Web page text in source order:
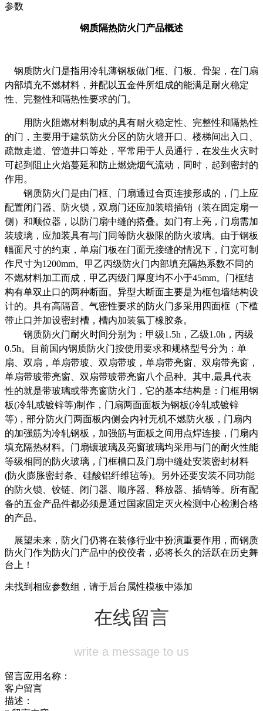
参数
钢质隔热防火门产品概述
钢质防火门是指用冷轧薄钢板做门框、门板、骨架，在门扇
内部填充不燃材料，并配以五金件所组成的能满足耐火稳定
性、完整性和隔热性要求的门。
用防火阻燃材料制成的具有耐火稳定性、完整性和隔热性
的门，主要用于建筑防火分区的防火墙开口、楼梯间出入口、
疏散走道、管道井口等处，平常用于人员通行，在发生火灾时
可起到阻止火焰蔓延和防止燃烧烟气流动，同时，起到密封的
作用。
钢质防火门是由门框、门扇通过合页连接形成的，门上应
配置闭门器、防火锁，双扇门还应加装暗插销（装在固定扇一
侧）和顺位器，以防门扇中缝的搭叠。如门有上亮，门扇需加
装玻璃，应加装具有与门同等防火极限的防火玻璃。由于钢板
幅面尺寸的约束，单扇门板在门面无接缝的情况下，门宽可制
作尺寸为1200mm。甲乙丙级防火门内部填充隔热系数不同的
不燃材料加工而成，甲乙丙级门厚度均不小于45mm。门框结
构有单双止口的两种断面。异型大断面主要是为框包墙结构设
计的。具有高隔音、气密性要求的防火门多采用四面框（下槛
带止口并加设密封槽，槽内加装氯丁橡胶条。
钢质防火门耐火时间分别为：甲级1.5h，乙级1.0h，丙级
0.5h。目前国内钢质防火门按使用要求和规格型号分为：单
扇、双扇，单扇带玻、双扇带玻，单扇带亮窗、双扇带亮窗，
单扇带玻带亮窗、双扇带玻带亮窗八个品种。其中,最具代表
性的就是带玻璃或带亮窗防火门，它的基本结构是：门框用钢
板(冷轧或镀锌等)制作，门扇两面面板为钢板(冷轧或镀锌
等)，部分防火门两面板内侧会内衬无机不燃防火板，门扇内
的加强筋为冷轧钢板，加强筋与面板之间用点焊连接，门扇内
填充隔热材料。门扇镶玻璃及亮窗玻璃均采用与门的耐火性能
等级相同的防火玻璃，门框槽口及门扇中缝处安装密封材料
(防火膨胀密封条、硅酸铝纤维毡等)。另外还要安装不同功能
的防火锁、铰链、闭门器、顺序器、释放器、插销等。所有配
备的五金产品件都必须是通过国家固定灭火检测中心检测合格
的产品。
展望未来，防火门仍将在装修行业中扮演重要作用，而钢质
防火门作为防火门产品中的佼佼者，必将长久的活跃在历史舞
台上！
未找到相应参数组，请于后台属性模板中添加
在线留言
write a message to us
留言应用名称：
客户留言
描述：